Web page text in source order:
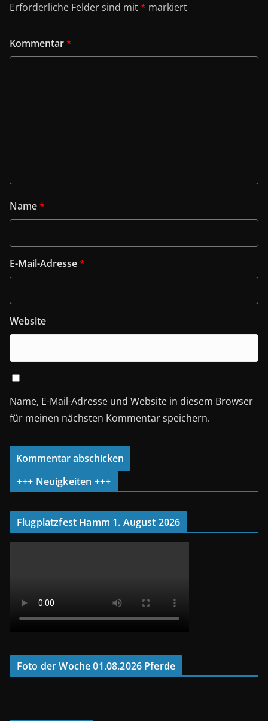
Erforderliche Felder sind mit* markiert
Kommentar*
Name*
E-Mail-Adresse*
Website
Name, E-Mail-Adresse und Website in diesem Browser
für meinen nächsten Kommentar speichern.
+++ Neuigkeiten +++
Flugplatzfest Hamm 1. August 2026
Foto der Woche 01.08.2026 Pferde